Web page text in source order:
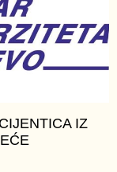
IZ